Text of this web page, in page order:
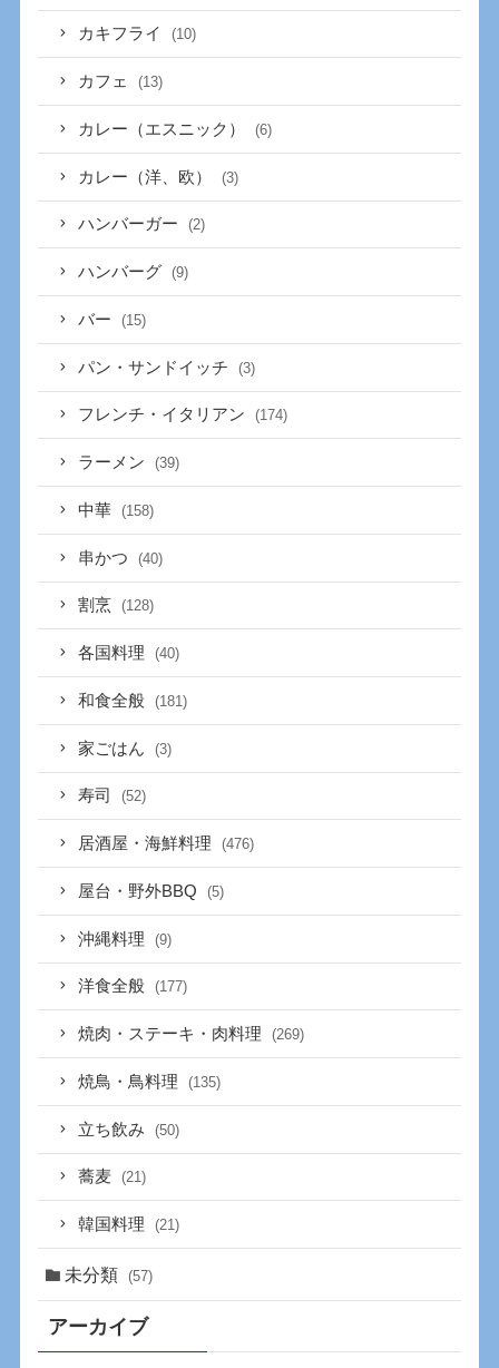
カキフライ (10)
カフェ (13)
カレー（エスニック） (6)
カレー（洋、欧） (3)
ハンバーガー (2)
ハンバーグ (9)
バー (15)
パン・サンドイッチ (3)
フレンチ・イタリアン (174)
ラーメン (39)
中華 (158)
串かつ (40)
割烹 (128)
各国料理 (40)
和食全般 (181)
家ごはん (3)
寿司 (52)
居酒屋・海鮮料理 (476)
屋台・野外BBQ (5)
沖縄料理 (9)
洋食全般 (177)
焼肉・ステーキ・肉料理 (269)
焼鳥・鳥料理 (135)
立ち飲み (50)
蕎麦 (21)
韓国料理 (21)
未分類 (57)
アーカイブ